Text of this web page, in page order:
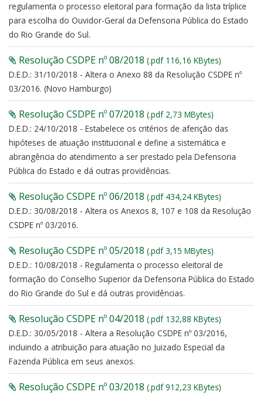
regulamenta o processo eleitoral para formação da lista tríplice
para escolha do Ouvidor-Geral da Defensoria Pública do Estado
do Rio Grande do Sul.
Resolução CSDPE nº 08/2018 (.pdf 116,16 KBytes)
D.E.D.: 31/10/2018 - Altera o Anexo 88 da Resolução CSDPE nº
03/2016. (Novo Hamburgo)
Resolução CSDPE nº 07/2018 (.pdf 2,73 MBytes)
D.E.D.: 24/10/2018 - Estabelece os critérios de aferição das
hipóteses de atuação institucional e define a sistemática e
abrangência do atendimento a ser prestado pela Defensoria
Pública do Estado e dá outras providências.
Resolução CSDPE nº 06/2018 (.pdf 434,24 KBytes)
D.E.D.: 30/08/2018 - Altera os Anexos 8, 107 e 108 da Resolução
CSDPE nº 03/2016.
Resolução CSDPE nº 05/2018 (.pdf 3,15 MBytes)
D.E.D.: 10/08/2018 - Regulamenta o processo eleitoral de
formação do Conselho Superior da Defensoria Pública do Estado
do Rio Grande do Sul e dá outras providências.
Resolução CSDPE nº 04/2018 (.pdf 132,88 KBytes)
D.E.D.: 30/05/2018 - Altera a Resolução CSDPE nº 03/2016,
incluindo a atribuição para atuação no Juizado Especial da
Fazenda Pública em seus anexos.
Resolução CSDPE nº 03/2018 (.pdf 912,23 KBytes)